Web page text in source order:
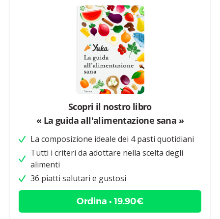
Scopri il nostro libro
« La guida all'alimentazione sana »
La composizione ideale dei 4 pasti quotidiani
Tutti i criteri da adottare nella scelta degli
alimenti
36 piatti salutari e gustosi
Ordina • 19.90€